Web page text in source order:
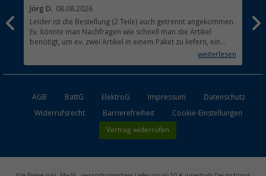
Jörg D. 08.08.2026
Leider ist die Bestellung (2 Teile) auch getrennt angekommen.
Ev. könnte man Nachfragen wie schnell man die Artikel
benötigt, um ev. zwei Artikel in einem Paket zu liefern, ein
weiterlesen
Ich
AGB BattG ElektroG Impressum
Datenschutz
Widerrufsrecht
Barrierefreiheit Cookie-Einstellungen
Vertrag widerrufen